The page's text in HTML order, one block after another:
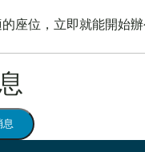
座位，立即就能開始
息